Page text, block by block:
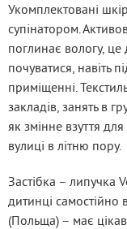
Укомплектовані
супінатором.
поглинає вологу,
почуватися, навіть
приміщенні.
закладів, занять в
як змінне взуття
вулиці в літню пору.
Застібка – липучка
дитинці самостійно
(Польща) – має